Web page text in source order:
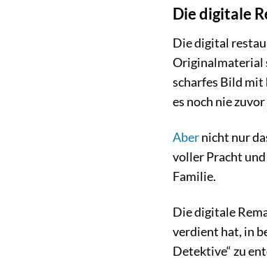
Die digitale
Die digital
Originalmaterial
scharfes Bild mit
es noch nie
Abernicht nur
voller Pracht und
Familie.
Die digitale
verdient hat, in
Detektive“ zu